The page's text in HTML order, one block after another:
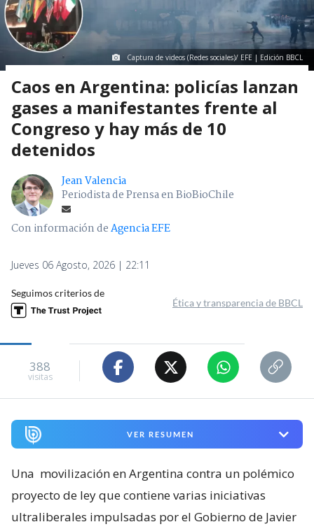
Captura de videos (Redes sociales)/ EFE | Edición BBCL
Caos en Argentina: policías lanzan
gases a manifestantes frente al
Congreso y hay más de 10
detenidos
Jean Valencia
Periodista de Prensa en BioBioChile
Con información deAgencia EFE
Jueves 06 Agosto, 2026 | 22:11
Seguimos criterios de
Ética y transparencia de BBCL
388
visitas
VER RESUMEN
Una movilización en Argentina contra un polémico
proyecto de ley que contiene varias iniciativas
ultraliberales impulsadas por el Gobierno de Javier